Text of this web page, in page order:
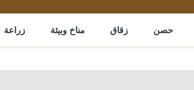
حصن زقاق مناخ وبيئة زراعة